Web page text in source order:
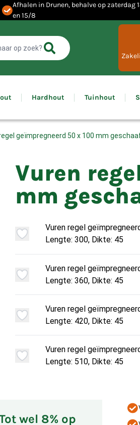
Afhalen in Drunen, behalve op zaterdag
en 15/8
Hardhout Tuinhout
geïmpregneerd 50 x 100 mm
Vuren
mm
Vuren regel
Lengte: 300, Dikte: 45
Vuren regel
Lengte: 360, Dikte: 45
Vuren regel
Lengte: 420, Dikte: 45
Vuren regel
Lengte: 510, Dikte: 45
wel 8% op